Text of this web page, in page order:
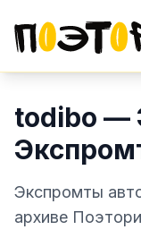
todibo —
Экспромты
архиве